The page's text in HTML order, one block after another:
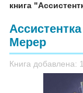
книга
Мерер
Книга добавлена: